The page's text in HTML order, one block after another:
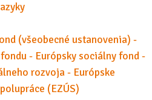
(všeobecné ustanovenia) -
- Európsky sociálny fond -
rozvoja - Európske
(EZÚS)